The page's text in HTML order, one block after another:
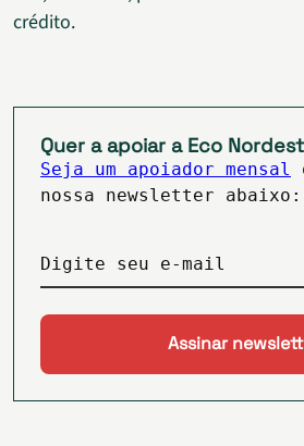
crédito.
Quer a apoiar a Eco
Seja um apoiador mensal
nossa newsletter abaixo:
Digite seu e-mail